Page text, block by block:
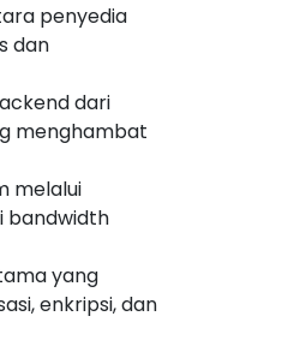
penyedia
dan
dari
menghambat
melalui
bandwidth
yang
enkripsi, dan